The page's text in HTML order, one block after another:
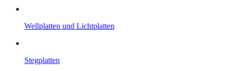
Well­platten und Licht­platten
Steg­platten